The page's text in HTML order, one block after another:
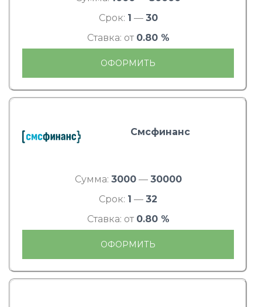
Срок: 1 — 30
Ставка: от 0.80 %
ОФОРМИТЬ
Смсфинанс
Сумма: 3000— 30000
Срок: 1 — 32
Ставка: от 0.80 %
ОФОРМИТЬ